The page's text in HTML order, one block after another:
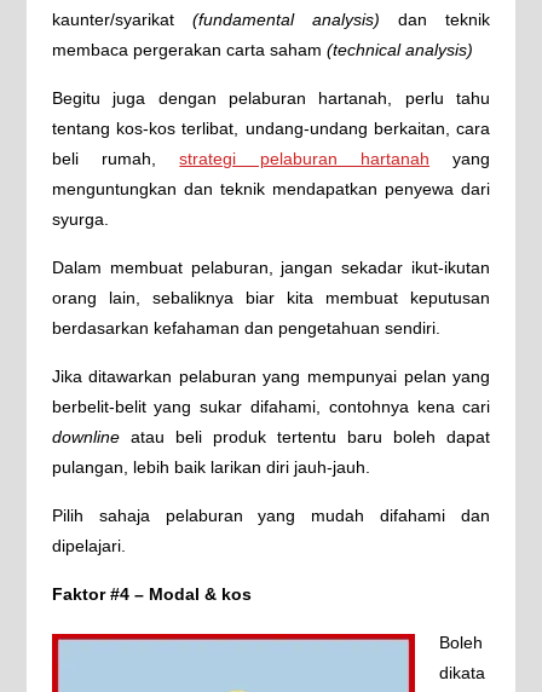
kaunter/syarikat (fundamental analysis) dan teknik
membaca pergerakan carta saham (technical analysis)
Begitu juga dengan pelaburan hartanah, perlu tahu
tentang kos-kos terlibat, undang-undang berkaitan, cara
beli rumah,strategi pelaburan hartanah yang
menguntungkan dan teknik mendapatkan penyewa dari
syurga.
Dalam membuat pelaburan, jangan sekadar ikut-ikutan
orang lain, sebaliknya biar kita membuat keputusan
berdasarkan kefahaman dan pengetahuan sendiri.
Jika ditawarkan pelaburan yang mempunyai pelan yang
berbelit-belit yang sukar difahami, contohnya kena cari
downlineatau beli produk tertentu baru boleh dapat
pulangan, lebih baik larikan diri jauh-jauh.
Pilih sahaja pelaburan yang mudah difahami dan
dipelajari.
Faktor #4 – Modal & kos
Boleh
dikata